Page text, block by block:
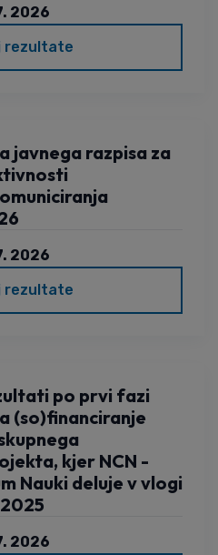
2026
rezultate
javnega razpisa za
2026
rezultate
po prvi fazi
(so)financiranje
kjer NCN -
Nauki deluje v vlogi
2026